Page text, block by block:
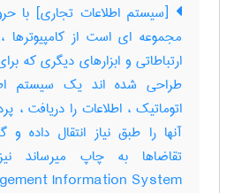
مجموعه ای است از کامپیوترها
ارتباطاتی و ابزارهای دیگری که
طراحی شده اند یک سیستم
اتوماتیک ، اطلاعات را دریافت ،
آنها را طبق نیاز انتقال داده و
Information System